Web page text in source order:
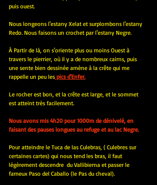
puis ouest.
Nous longeons l'estany Xelat et surplombons l'estany
Redo. Nous faisons un crochet par l'estany Negre.
À Partir de là, on s'oriente plus ou moins Ouest à
travers le pierrier, où il y a de nombreux cairns, puis
une sente bien dessinée amène à la crête qui me
rappelle un peu les pics d'Enfer.
Le rocher est bon, et la crête est large, et le sommet
est atteint très facilement.
Nous avons mis 4h20 pour 1000m de dénivelé, en
faisant des pauses longues au refuge et au lac Negre.
Pour atteindre le Tuca de las Culebras, ( Culebres sur
certaines cartes) qui nous tend les bras, il faut
légèrement descendre  du Vallibierna et passer le
fameux Paso del Caballo (le Pas du cheval).